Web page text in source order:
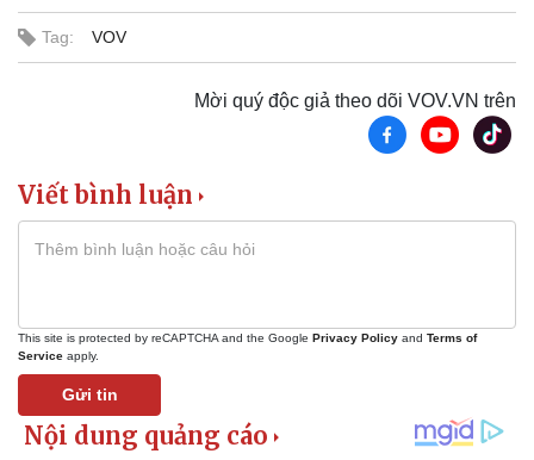
Tag: VOV
Mời quý độc giả theo dõi VOV.VN trên
Viết bình luận
This site is protected by reCAPTCHA and the Google Privacy Policy and Terms of
Service apply.
Gửi tin